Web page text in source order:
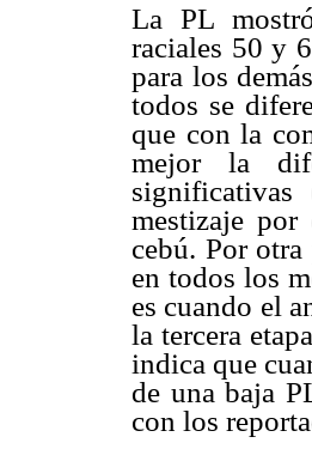
La PL
raciales 50 y
para los
todos se
que con la
mejor la
significativas
mestizaje
cebú. Por
en todos los
es cuando el
la tercera
indica que
de una baja
con los